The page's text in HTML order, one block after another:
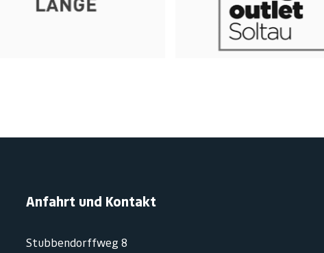
Anfahrt und Kontakt
Stubbendorffweg 8